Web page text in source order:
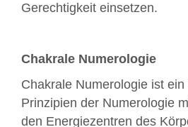
Gerechtigkeit einsetzen.
Chakrale Numerologie
Chakrale Numerologie ist
Prinzipien der Numerologie
den Energiezentren des